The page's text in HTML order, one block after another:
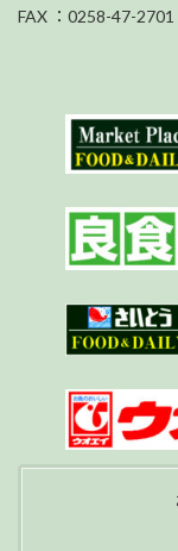
FAX ：0258-47-2701